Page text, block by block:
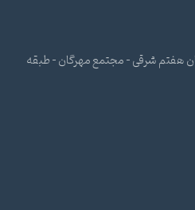
هفتم شرقی - مجتمع مهرگان - طبقه